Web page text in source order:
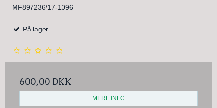
MF897236/17-1096
På lager
600,00 DKK
MERE INFO